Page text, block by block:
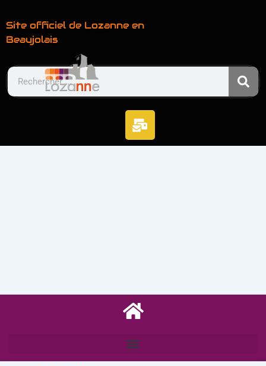
Site officiel de Lozanne en
Beaujolais